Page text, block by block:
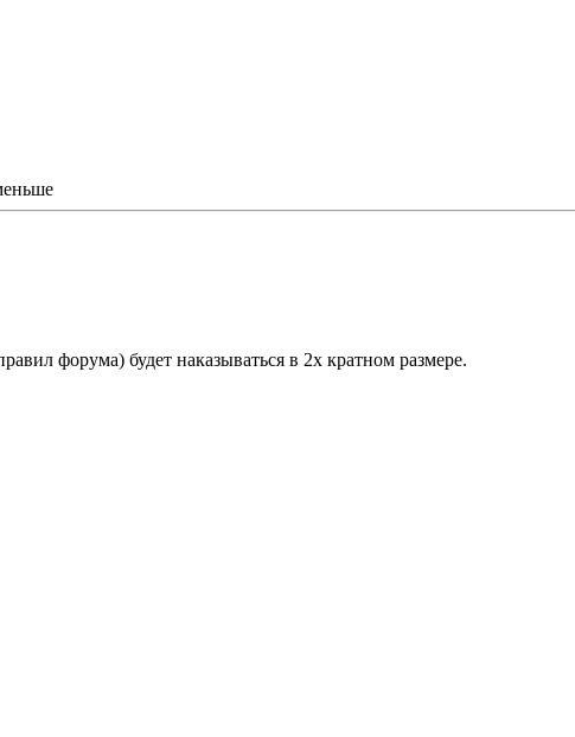
форума) будет наказываться в 2х кратном размере.